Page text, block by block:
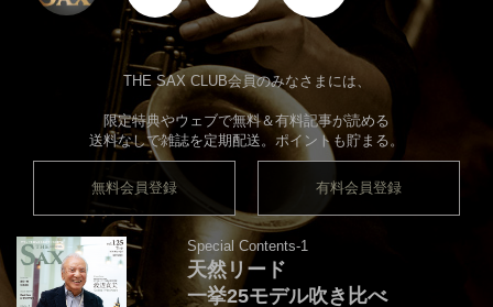
THE SAX CLUB会員のみなさまには、
限定特典やウェブで無料＆有料記事が読める
送料なしで雑誌を定期配送。ポイントも貯まる。
無料会員登録 有料会員登録
Special Contents-1
天然リード
一挙25モデル吹き比べ